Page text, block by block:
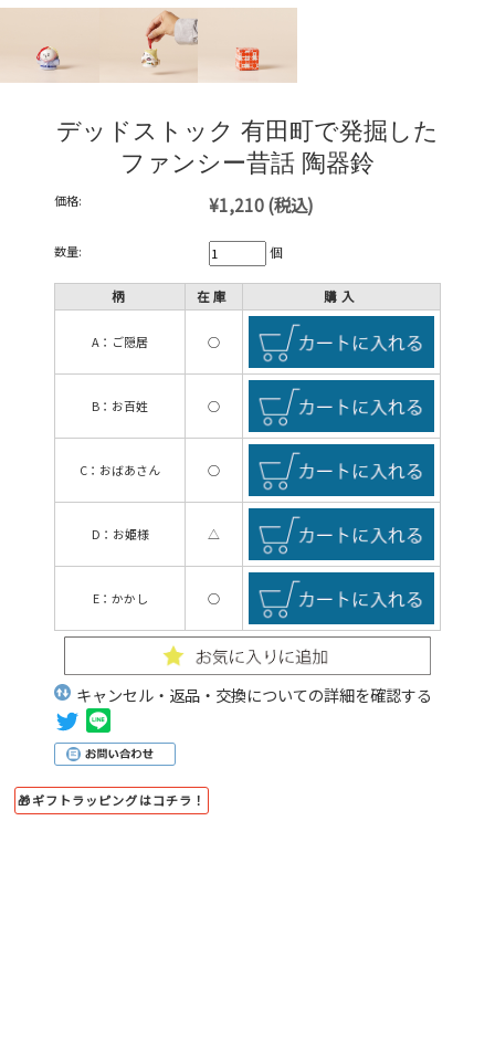
デッドストック 有田町で発掘した
ファンシー昔話 陶器鈴
価格: ¥1,210(税込)
数量: 個
柄 在庫 購入
A：ご隠居 ○
B：お百姓 ○
C：おばあさん ○
D：お姫様 △
E：かかし ○
キャンセル・返品・交換についての詳細を確認する
🎁ギフトラッピングはコチラ！